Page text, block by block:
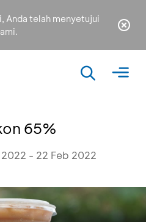
Anda telah menyetujui
65%
- 22 Feb 2022